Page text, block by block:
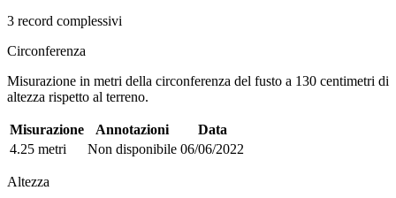
3 record complessivi
Circonferenza
Misurazione in metri della circonferenza del fusto a 130 centimetri di
altezza rispetto al terreno.
Misurazione Annotazioni
Data
4.25 metri
Non disponibile 06/06/2022
Altezza